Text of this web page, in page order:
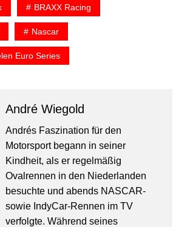
BRAXX Racing
Nascar
Euro Series
André Wiegold
Andrés Faszination für den
Motorsport begann in seiner
Kindheit, als er regelmäßig
Ovalrennen in den Niederlanden
besuchte und abends NASCAR-
sowie IndyCar-Rennen im TV
verfolgte. Während seines